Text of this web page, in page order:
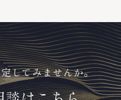
してみませんか。